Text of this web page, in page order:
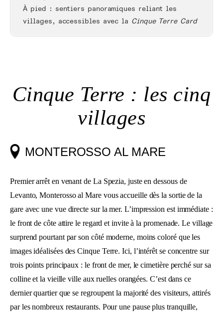
À pied : sentiers panoramiques reliant les
villages, accessibles avec la Cinque Terre Card
Cinque Terre : les cinq
villages
MONTEROSSO AL MARE
Premier arrêt en venant de La Spezia, juste en dessous de
Levanto, Monterosso al Mare vous accueille dès la sortie de la
gare avec une vue directe sur la mer. L’impression est immédiate :
le front de côte attire le regard et invite à la promenade. Le village
surprend pourtant par son côté moderne, moins coloré que les
images idéalisées des Cinque Terre. Ici, l’intérêt se concentre sur
trois points principaux : le front de mer, le cimetière perché sur sa
colline et la vieille ville aux ruelles orangées. C’est dans ce
dernier quartier que se regroupent la majorité des visiteurs, attirés
par les nombreux restaurants. Pour une pause plus tranquille,